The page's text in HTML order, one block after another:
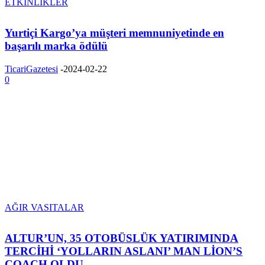
ETKİNLİKLER
Yurtiçi Kargo’ya müşteri memnuniyetinde en
başarılı marka ödülü
TicariGazetesi -2024-02-22
0
AĞIR VASITALAR
ALTUR’UN, 35 OTOBÜSLÜK YATIRIMINDA
TERCİHİ ‘YOLLARIN ASLANI’ MAN LİON’S